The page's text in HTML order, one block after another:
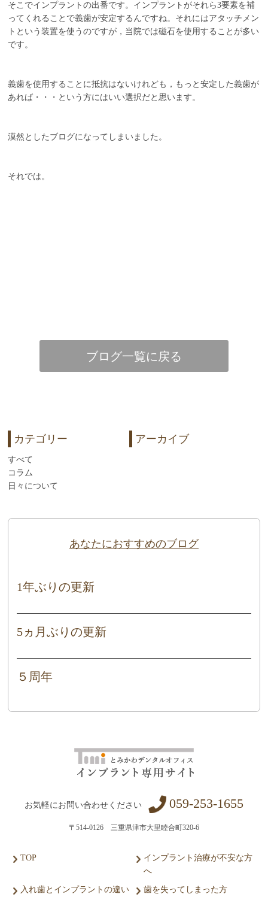
そこでインプラントの出番です。インプラントがそれら3要素を補
ってくれることで義歯が安定するんですね。それにはアタッチメン
トという装置を使うのですが，当院では磁石を使用することが多い
です。
義歯を使用することに抵抗はないけれども，もっと安定した義歯が
あれば・・・という方にはいい選択だと思います。
漠然としたブログになってしまいました。
それでは。
ブログ一覧に戻る
カテゴリー
すべて
コラム
日々について
アーカイブ
あなたにおすすめのブログ
1年ぶりの更新
5ヵ月ぶりの更新
５周年
お気軽にお問い合わせください 059-253-1655
〒514-0126 三重県津市大里睦合町320-6
TOP
インプラント治療が不安な方
へ
入れ歯とインプラントの違い 歯を失ってしまった方